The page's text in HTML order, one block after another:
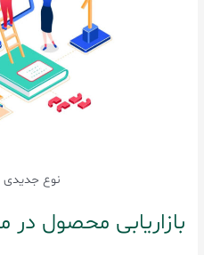
نوع جدیدی
بازاریابی محصول در